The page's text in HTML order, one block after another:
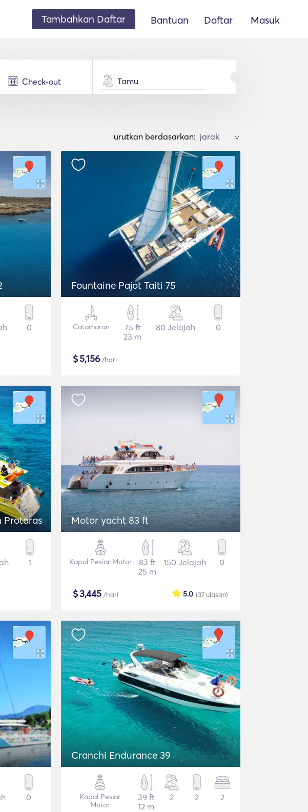
Tambahkan Daftar Bantuan Daftar Masuk
Tamu
urutkan berdasarkan: >
0
Fountaine Pajot Taiti 75
Catamaran
75 ft
23 m
80 Jelajah 0
$5,156/hari
Protaras
1
Motor yacht 83 ft
Kapal Pesiar Motor
83 ft
25 m
150 Jelajah 0
$3,445 /hari (37 ulasan)
5.0
0
Cranchi Endurance 39
Kapal Pesiar
Motor
39 ft
12 m
2 2 2